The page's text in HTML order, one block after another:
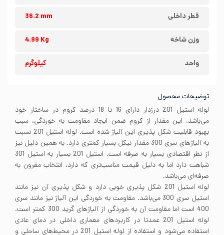
قطر داخلی 36.2 mm
وزن شاخه 4.99 Kg
واحد کیلوگرم
توضیحات محصول
لوله استیل 201 درزدار دارای 16 تا 18 درصد کروم در ساختار خود
می‌باشد. این مقدار از کروم ضمن ایجاد مقاومت به خوردگی، سبب
بهبود قابلیت شکل پذیری این آلیاژ شده است. لوله استیل 201 نسبت
به آلیاژهای سری 300 مقدار نیکل بسیار کمتری دارد. به همین دلیل نیز
از نظر اقتصادی بسیار به صرفه است. استیل 201 بسیار به استیل 301
شباهت دارد اما به دلیل قیمت مناسب‌تری که دارد، انتخاب مقرون به
صرفه‌ای می‌باشد.
لوله استیل 201 شکل پذیری خوبی دارد و شکل پذیری آن نیز مانند
استیل سری 300 می‌باشد. مقاومت به خوردگی این آلیاژ نیز مانند سری
400 است اما مقاومت آن به خوردگی از آلیاژهای گرید 300 کمتر است.
لوله استیل 201 عمدتا در کاربردهای معماری داخلی در دمای عادی
استفاده می‌شود و استفاده از لوله استیل 201 در محیط‌های ساحلی و